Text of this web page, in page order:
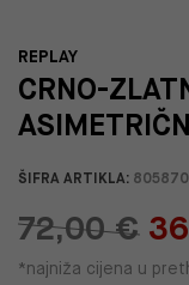
REPLAY
CRNO-
ŠIFRA ARTIKLA:
72,00 €
*najniža cijena u